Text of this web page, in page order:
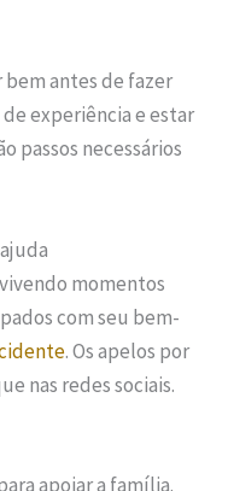
bem antes de fazer
experiência e estar
passos necessários
momentos
com seu bem-
. Os apelos por
nas redes sociais.
apoiar a família.